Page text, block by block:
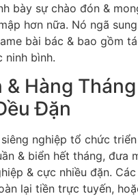
bày sự chào đón &
hơn nữa. Nó ngã
bài bác & bao gồm
ninh bình.
Hàng
Đặn
nghiệp tổ chức
& biển hết tháng, đưa
& cực nhiều đặn.
lại tiền trực tuyến,